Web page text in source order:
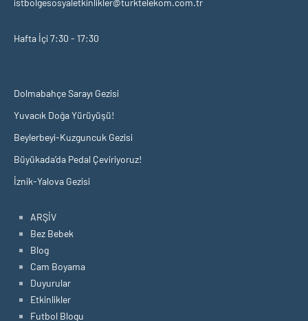
istbolgesosyaletkinlikler@turktelekom.com.tr
Hafta İçi 7:30 - 17:30
Dolmabahçe Sarayı Gezisi
Yuvacık Doğa Yürüyüşü!
Beylerbeyi-Kuzguncuk Gezisi
Büyükada’da Pedal Çeviriyoruz!
İznik-Yalova Gezisi
ARŞİV
Bez Bebek
Blog
Cam Boyama
Duyurular
Etkinlikler
Futbol Blogu